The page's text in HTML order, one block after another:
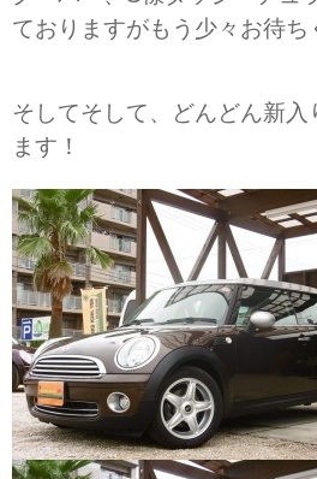
ておりますがもう少々お待
そしてそして、どんどん新入
ます！